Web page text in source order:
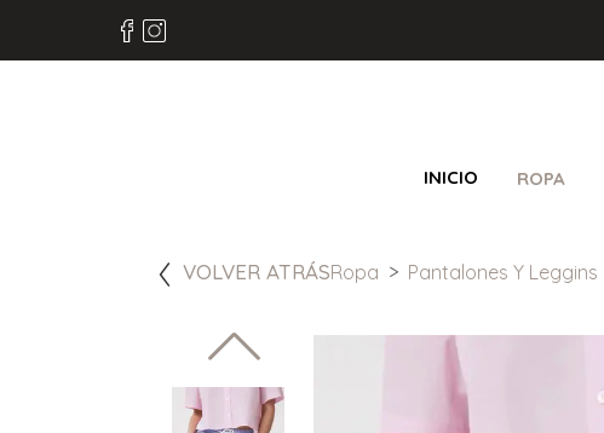
INICIO ROPA
VOLVER ATRÁSRopa Pantalones Y Leggins